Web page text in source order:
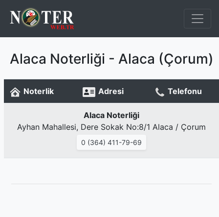
Alaca Noterliği - Alaca (Çorum)
Noterlik Adresi Telefonu
Alaca Noterliği
Ayhan Mahallesi, Dere Sokak No:8/1 Alaca / Çorum
0 (364) 411-79-69